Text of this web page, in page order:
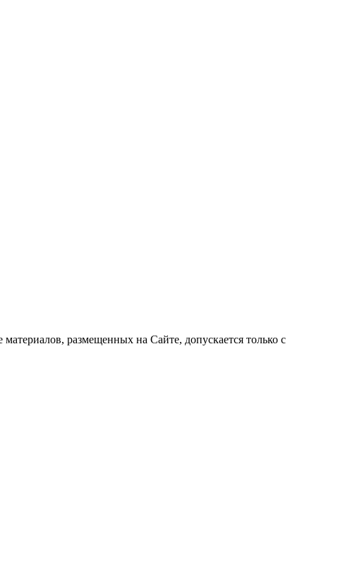
размещенных на Сайте, допускается только с